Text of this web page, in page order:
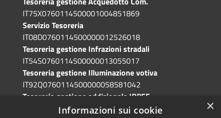
IT75X0760114500001004851869
Servizio Tesoreria
IT08D0760114500000012526018
Tesoreria gestione Infrazioni stradali
IT54S0760114500000013055017
Tesoreria gestione Illuminazione votiva
IT92Q0760114500000058581042
Tesoreria gestione addizionale IRPEF
IT71A0760114500000086341765
×
Informazioni sui cookie